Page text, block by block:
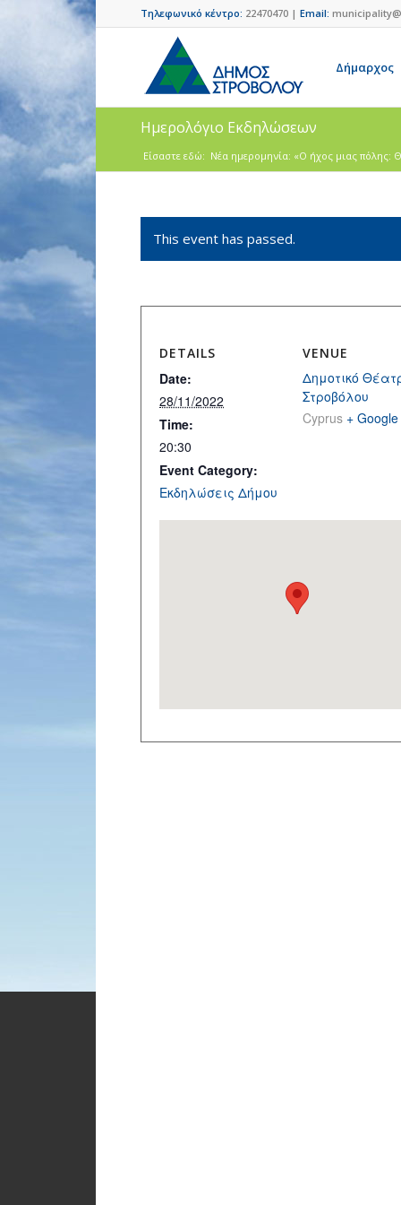
Τηλεφωνικό κέντρο: 22470470 | Email:
Δήμαρχος
Ημερολόγιο Εκδηλώσεων
Είσαστε εδώ: Νέα ημερομηνία: «Ο ήχος μιας πόλης:
This event has passed.
DETAILS
Date:
28/11/2022
Time:
20:30
Event Category:
Εκδηλώσεις Δήμου
VENUE
Δημοτικό
Στροβόλου
Cyprus +